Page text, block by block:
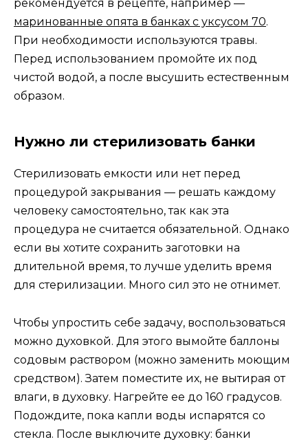
рекомендуется в рецепте, например —
маринованные опята в банках с уксусом 70.
При необходимости используются травы.
Перед использованием промойте их под
чистой водой, а после высушить естественным
образом.
Нужно ли стерилизовать банки
Стерилизовать емкости или нет перед
процедурой закрывания — решать каждому
человеку самостоятельно, так как эта
процедура не считается обязательной. Однако
если вы хотите сохранить заготовки на
длительной время, то лучше уделить время
для стерилизации. Много сил это не отнимет.
Чтобы упростить себе задачу, воспользоваться
можно духовкой. Для этого вымойте баллоны
содовым раствором (можно заменить моющим
средством). Затем поместите их, не вытирая от
влаги, в духовку. Нагрейте ее до 160 градусов.
Подождите, пока капли воды испарятся со
стекла. После выключите духовку: банки